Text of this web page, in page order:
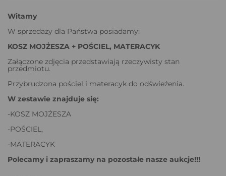
Witamy
W sprzedaży dla Państwa posiadamy:
KOSZ MOJŻESZA + POŚCIEL, MATERACYK
Załączone zdjęcia przedstawiają rzeczywisty stan
przedmiotu.
Przybrudzona pościel i materacyk do odświeżenia.
W zestawie znajduje się:
-KOSZ MOJŻESZA
-POŚCIEL,
-MATERACYK
Polecamy i zapraszamy na pozostałe nasze aukcje!!!